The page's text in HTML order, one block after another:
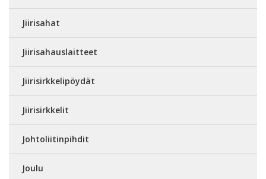
Jiirisahat
Jiirisahauslaitteet
Jiirisirkkelipöydät
Jiirisirkkelit
Johtoliitinpihdit
Joulu